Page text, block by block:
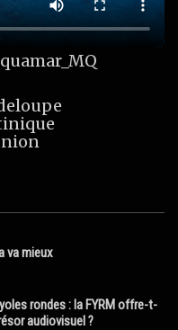
va mieux
rondes : la FYRM offre-t-
audiovisuel ?